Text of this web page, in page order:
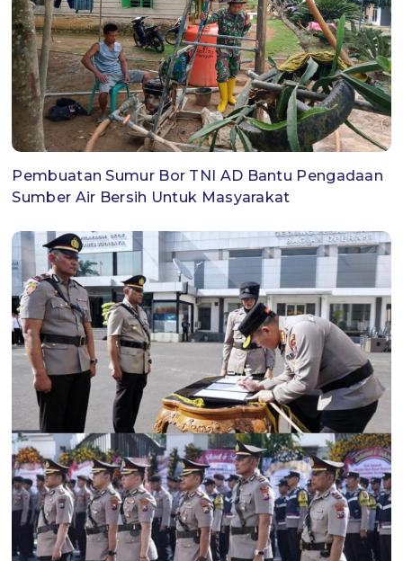
Pembuatan Sumur Bor TNI AD Bantu Pengadaan
Sumber Air Bersih Untuk Masyarakat